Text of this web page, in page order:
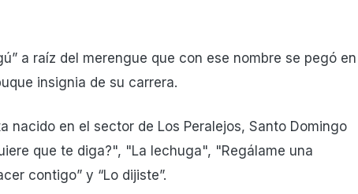
a raíz del merengue que con ese nombre se pegó en
insignia de su carrera.
nacido en el sector de Los Peralejos, Santo Domingo
que te diga?", "La lechuga", "Regálame una
contigo” y “Lo dijiste”.